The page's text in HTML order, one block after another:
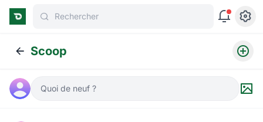
Rechercher
Scoop
Quoi de neuf ?